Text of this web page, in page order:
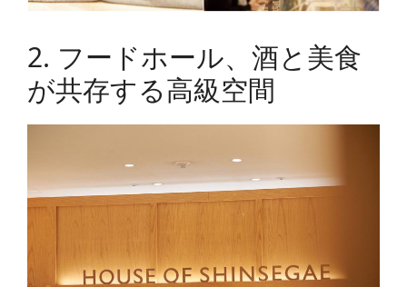
2. フードホール、酒と美食
が共存する高級空間